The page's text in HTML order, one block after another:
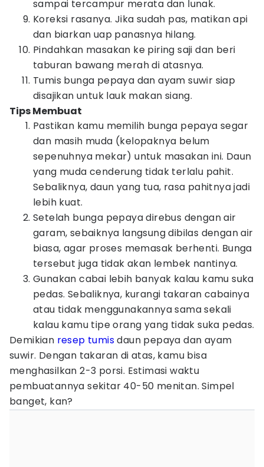
sampai tercampur merata dan lunak.
Koreksi rasanya. Jika sudah pas, matikan api
dan biarkan uap panasnya hilang.
Pindahkan masakan ke piring saji dan beri
taburan bawang merah di atasnya.
Tumis bunga pepaya dan ayam suwir siap
disajikan untuk lauk makan siang.
Tips Membuat
Pastikan kamu memilih bunga pepaya segar
dan masih muda (kelopaknya belum
sepenuhnya mekar) untuk masakan ini. Daun
yang muda cenderung tidak terlalu pahit.
Sebaliknya, daun yang tua, rasa pahitnya jadi
lebih kuat.
Setelah bunga pepaya direbus dengan air
garam, sebaiknya langsung dibilas dengan air
biasa, agar proses memasak berhenti. Bunga
tersebut juga tidak akan lembek nantinya.
Gunakan cabai lebih banyak kalau kamu suka
pedas. Sebaliknya, kurangi takaran cabainya
atau tidak menggunakannya sama sekali
kalau kamu tipe orang yang tidak suka pedas.
Demikian resep tumisdaun pepaya dan ayam
suwir. Dengan takaran di atas, kamu bisa
menghasilkan 2-3 porsi. Estimasi waktu
pembuatannya sekitar 40-50 menitan. Simpel
banget, kan?